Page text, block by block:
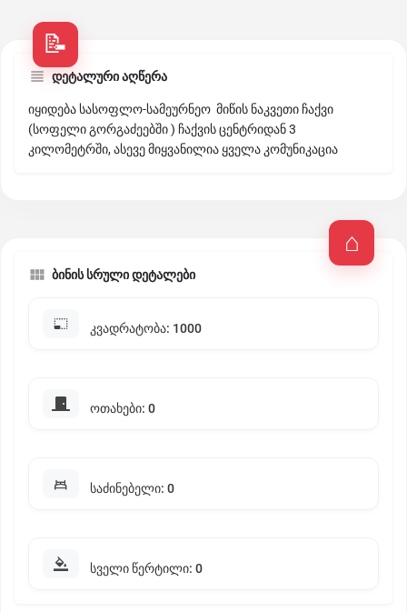
დეტალური აღწერა
იყიდება სასოფლო-სამეურნეო მიწის ნაკვეთი ჩაქვი
(სოფელი გორგაძეებში ) ჩაქვის ცენტრიდან 3
კილომეტრში, ასევე მიყვანილია ყველა კომუნიკაცია
ბინის სრული დეტალები
კვადრატობა: 1000
ოთახები: 0
საძინებელი: 0
სველი წერტილი: 0